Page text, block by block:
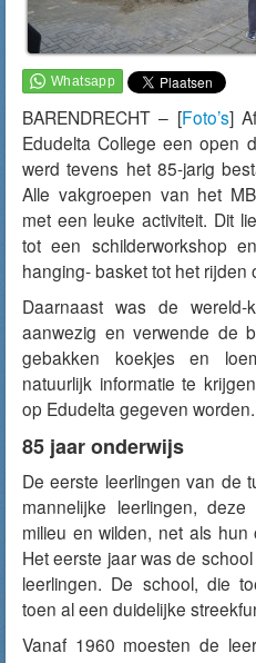
BARENDRECHT – [Foto’s]
Edudelta College een open
werd tevens het 85-jarig
Alle vakgroepen van het
met een leuke activiteit. Dit
tot een schilderworkshop
hanging- basket tot het rijden
Daarnaast was de
aanwezig en verwende de
gebakken koekjes en
natuurlijk informatie te
op Edudelta gegeven worden.
85 jaar onderwijs
De eerste leerlingen van de
mannelijke leerlingen,
milieu en wilden, net als
Het eerste jaar was de
leerlingen. De school, die
toen al een duidelijke
Vanaf 1960 moesten de